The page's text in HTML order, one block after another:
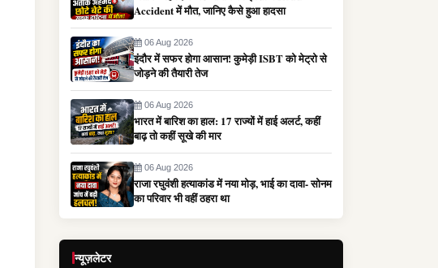
Accident में मौत, जानिए कैसे हुआ हादसा
06 Aug 2026
इंदौर में सफर होगा आसान! कुमेड़ी ISBT को मेट्रो से
जोड़ने की तैयारी तेज
06 Aug 2026
भारत में बारिश का हाल: 17 राज्यों में हाई अलर्ट, कहीं
बाढ़ तो कहीं सूखे की मार
06 Aug 2026
राजा रघुवंशी हत्याकांड में नया मोड़, भाई का दावा- सोनम
का परिवार भी वहीं ठहरा था
न्यूज़लेटर